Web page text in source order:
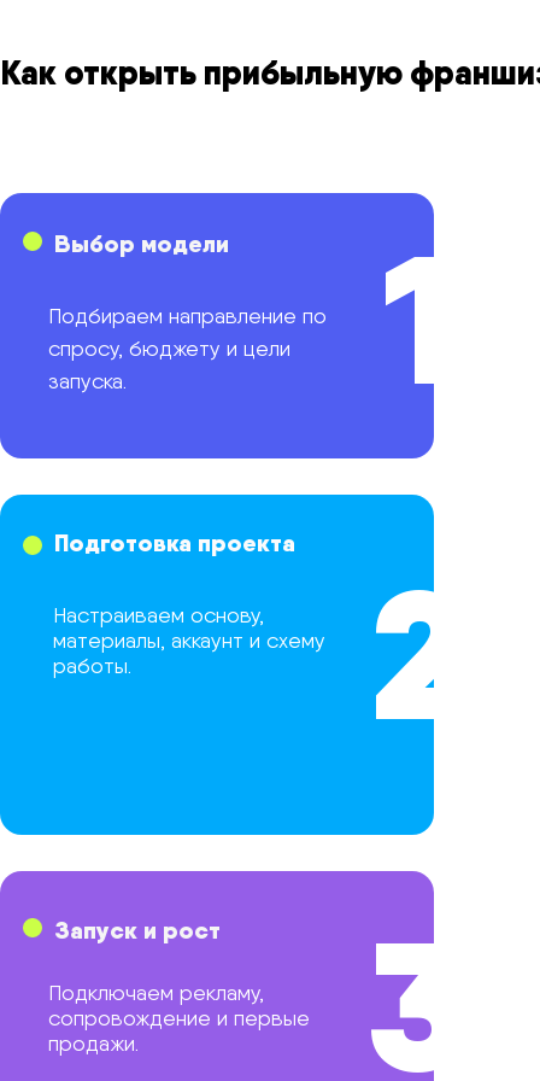
Настраиваем основу,
материалы, аккаунт и схему
работы.
3
2
1
Подключаем рекламу,
сопровождение и первые
продажи.
Запуск и рост
Подготовка проекта
Подбираем направление по
спросу, бюджету и цели
запуска.
Выбор модели
Как открыть прибыльную